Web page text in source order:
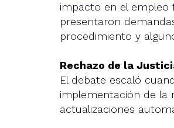
impacto en el empleo
presentaron
procedimiento y
Rechazo de la
El debate escaló
implementación de la
actualizaciones